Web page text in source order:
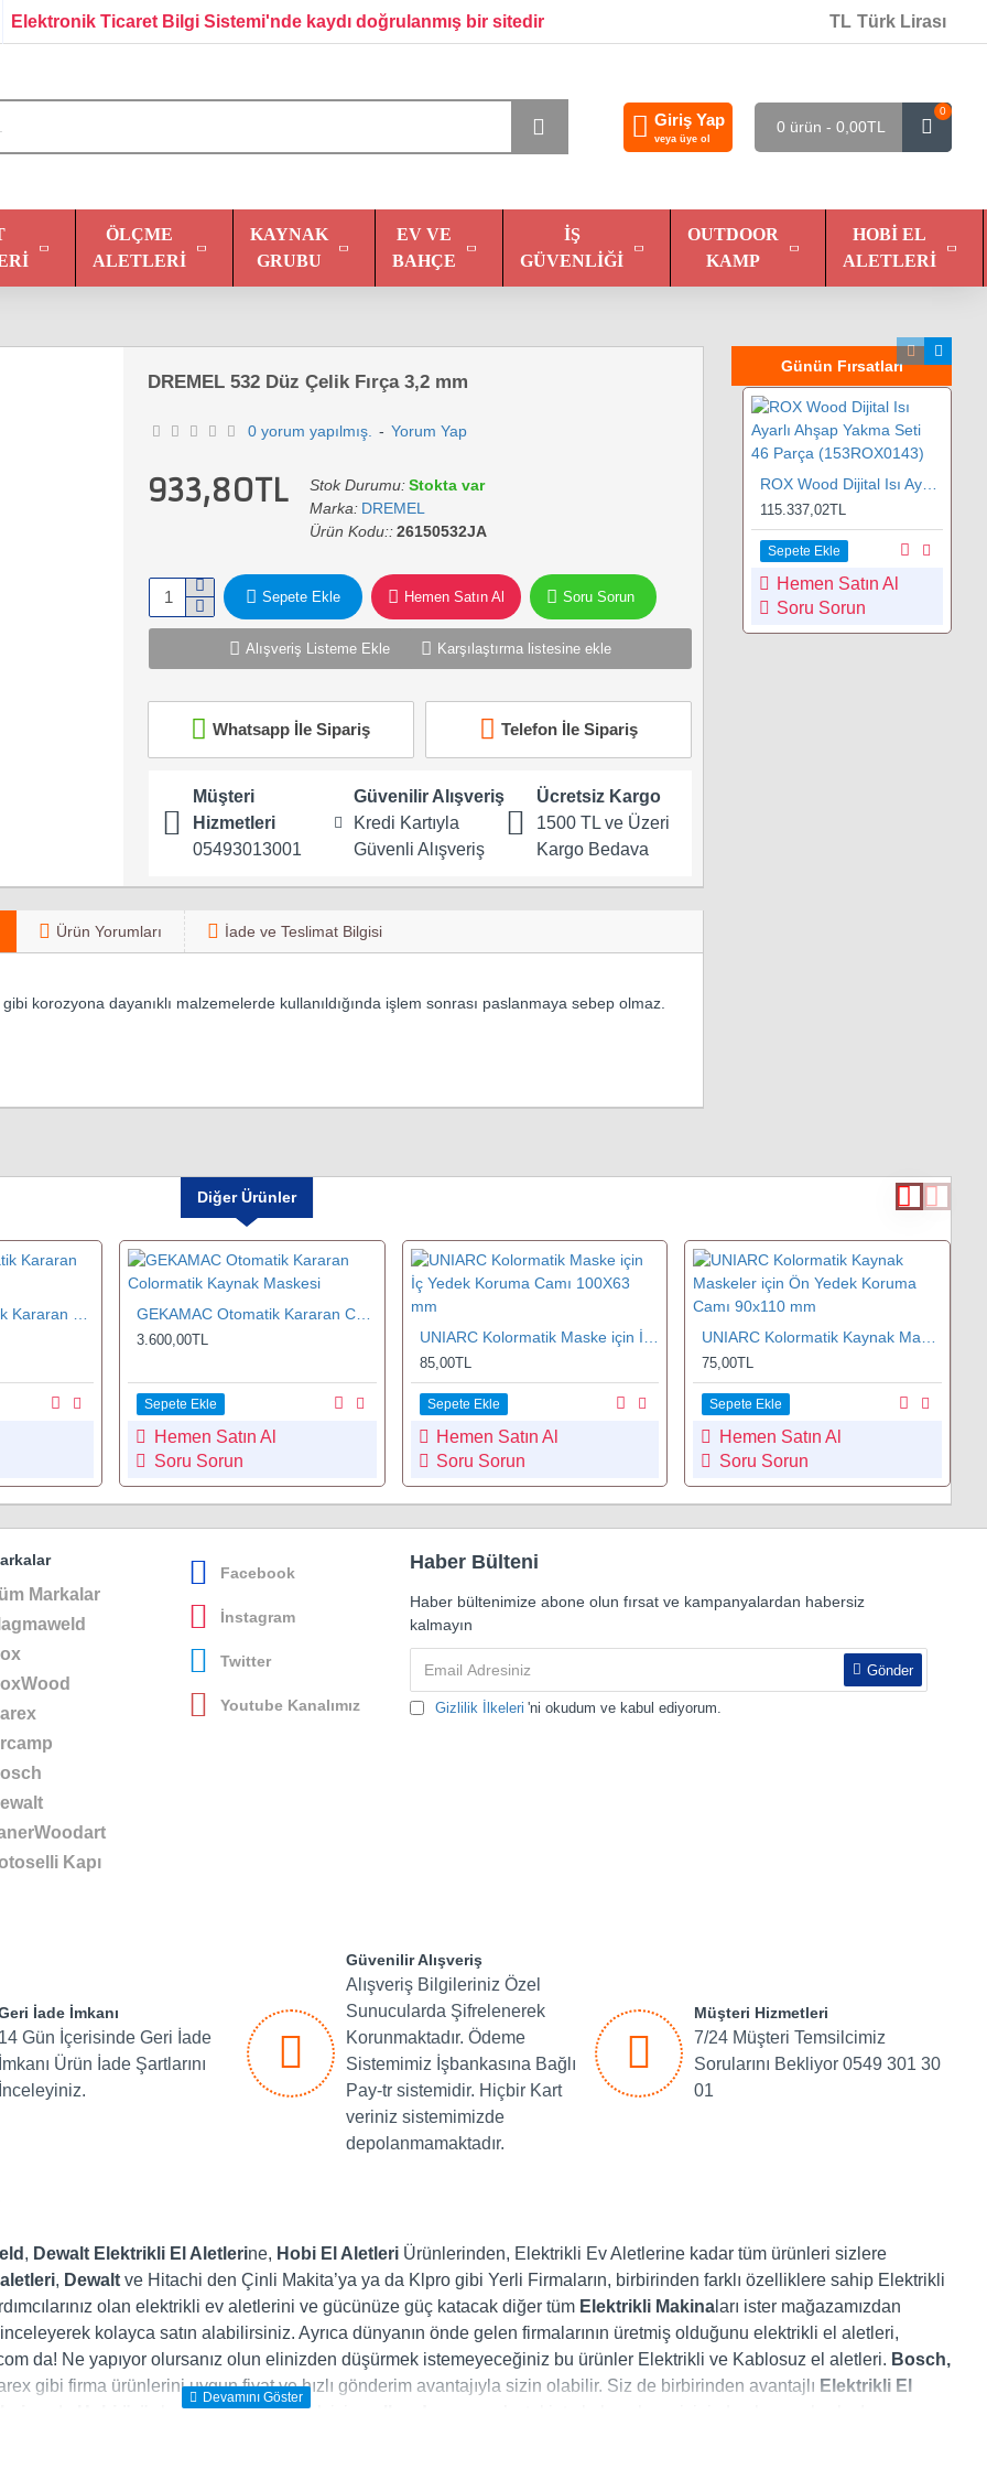
Elektronik Ticaret Bilgi Sistemi'nde kaydı doğrulanmış bir sitedir TL Türk Lirası
Giriş Yap
veya üye ol
0 ürün - 0,00TL
0
ÖLÇME
ALETLERI
KAYNAK
GRUBU
EV VE
BAHÇE
İŞ
GÜVENLIĞI
OUTDOOR
KAMP
HOBI EL
ALETLERI
DREMEL 532 Düz Çelik Fırça 3,2 mm
Müşteri
Hizmetleri
05493013001
Güvenilir Alışveriş
Kredi Kartıyla
Güvenli Alışveriş
Ücretsiz Kargo
1500 TL ve Üzeri
Kargo Bedava
Whatsapp İle Sipariş Telefon İle Sipariş
0 yorum yapılmış. - Yorum Yap
933,80TL Stok Durumu: Stokta var
Marka: DREMEL
Ürün Kodu:: 26150532JA
Sepete Ekle Hemen Satın Al Soru Sorun
Alışveriş Listeme Ekle Karşılaştırma listesine ekle
Ürün Yorumları İade ve Teslimat Bilgisi
korozyona dayanıklı malzemelerde kullanıldığında işlem sonrası paslanmaya sebep olmaz.
Günün Fırsatları
115.337,02TL
Sepete Ekle
Hemen Satın Al
Soru Sorun
Diğer Ürünler
3.600,00TL
Sepete Ekle
Hemen Satın Al
Soru Sorun
85,00TL
Sepete Ekle
Hemen Satın Al
Soru Sorun
75,00TL
Sepete Ekle
Hemen Satın Al
Soru Sorun
Markalar
Kapı
Facebook
İnstagram
Twitter
Youtube Kanalımız
Haber Bülteni
Haber bültenimize abone olun fırsat ve kampanyalardan habersiz
kalmayın
Gönder
Gizlilik İlkeleri 'ni okudum ve kabul ediyorum.
İade İmkanı
14 Gün İçerisinde Geri İade
İmkanı Ürün İade Şartlarını
İnceleyiniz.
Güvenilir Alışveriş
Alışveriş Bilgileriniz Özel
Sunucularda Şifrelenerek
Korunmaktadır. Ödeme
Sistemimiz İşbankasına Bağlı
Pay-tr sistemidir. Hiçbir Kart
veriniz sistemimizde
depolanmamaktadır.
Müşteri Hizmetleri
7/24 Müşteri Temsilcimiz
Sorularını Bekliyor 0549 301 30
01
, Dewalt Elektrikli El Aletlerine, Hobi El Aletleri Ürünlerinden, Elektrikli Ev Aletlerine kadar tüm ürünleri sizlere
, Dewalt ve Hitachi den Çinli Makita’ya ya da Klpro gibi Yerli Firmaların, birbirinden farklı özelliklere sahip Elektrikli
olan elektrikli ev aletlerini ve gücünüze güç katacak diğer tüm Elektrikli Makina ları ister mağazamızdan
kolayca satın alabilirsiniz. Ayrıca dünyanın önde gelen firmalarının üretmiş olduğunu elektrikli el aletleri,
da! Ne yapıyor olursanız olun elinizden düşürmek istemeyeceğiniz bu ürünler Elektrikli ve Kablosuz el aletleri. Bosch,
gibi firma ürünlerini uygun fiyat ve hızlı gönderim avantajıyla sizin olabilir. Siz de birbirinden avantajlı Elektrikli El
lerinden yararlanmak için